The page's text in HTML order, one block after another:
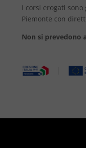
I corsi erogati
Piemonte con
Non si prevedono